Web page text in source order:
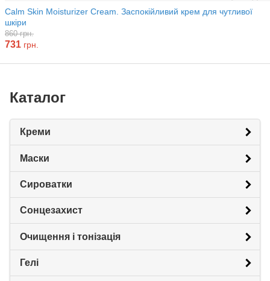
Calm Skin Moisturizer Cream. Заспокійливий крем для чутливої
шкіри
860 грн.
731 грн.
Каталог
Креми
Маски
Сироватки
Сонцезахист
Очищення і тонізація
Гелі